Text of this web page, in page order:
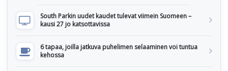
South Parkin uudet kaudet tulevat viimein Suomeen –
kausi 27 jo katsottavissa
6 tapaa, joilla jatkuva puhelimen selaaminen voi tuntua
kehossa